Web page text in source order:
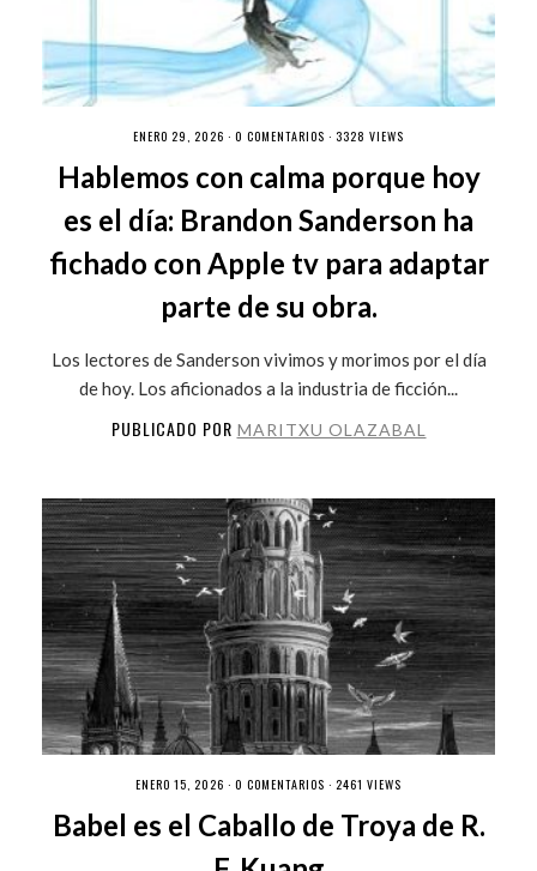
ENERO 29, 2026 · 0 COMENTARIOS · 3328 VIEWS
Hablemos con calma porque hoy
es el día: Brandon Sanderson ha
fichado con Apple tv para adaptar
parte de su obra.
Los lectores de Sanderson vivimos y morimos por el día
de hoy. Los aficionados a la industria de ficción...
PUBLICADO POR MARITXU OLAZABAL
ENERO 15, 2026 · 0 COMENTARIOS · 2461 VIEWS
Babel es el Caballo de Troya de R.